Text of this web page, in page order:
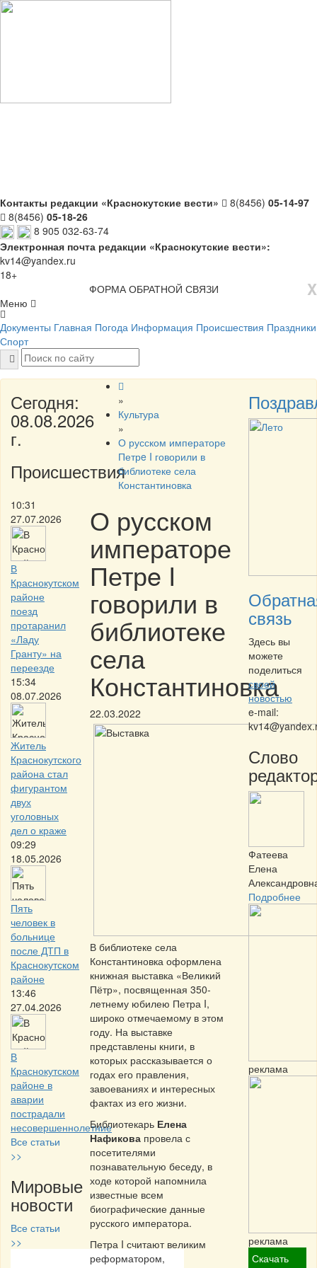
Контакты редакции «Краснокутские вести» 8(8456) 05-14-97
8(8456) 05-18-26
8 905 032-63-74
Электронная почта редакции «Краснокутские вести»:
kv14@yandex.ru
18+
X
ФОРМА ОБРАТНОЙ СВЯЗИ
Меню
Документы Главная Погода Информация Происшествия Праздники
Спорт
Сегодня:
08.08.2026
г.
Происшествия
10:31
27.07.2026
В
Краснокутском
районе
поезд
протаранил
«Ладу
Гранту» на
переезде
15:34
08.07.2026
Житель
Краснокутского
района стал
фигурантом
двух
уголовных
дел о краже
09:29
18.05.2026
Пять
человек в
больнице
после ДТП в
Краснокутском
районе
13:46
27.04.2026
В
Краснокутском
районе в
аварии
пострадали
несовершеннолетние
Все статьи
>>
Мировые
новости
Все статьи
>>
»
Культура
»
О русском императоре
Петрe I говорили в
библиотеке села
Константиновка
О русском
императоре
Петрe I
говорили в
библиотеке
села
Константиновка
22.03.2022
В библиотеке села
Константиновка оформлена
книжная выставка «Великий
Пётр», посвященная 350-
летнему юбилею Петра I,
широко отмечаемому в этом
году. На выставке
представлены книги, в
которых рассказывается о
годах его правления,
завоеваниях и интересных
фактах из его жизни.
Библиотекарь Елена
Нафикова провела с
посетителями
познавательную беседу, в
ходе которой напомнила
известные всем
биографические данные
русского императора.
Петра I считают великим
реформатором,
связь
Здесь вы
можете
поделиться
своей
новостью
e-mail:
Слово
Фатеева
Елена
Подробнее
реклама
реклама
Скачать